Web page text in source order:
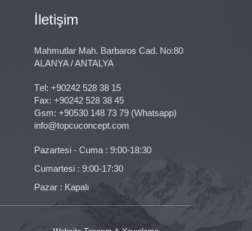
İletişim
Mahmutlar Mah. Barbaros Cad. No:80
ALANYA / ANTALYA
Тel: +90242 528 38 15
Fax: +90242 528 38 45
Gsm: +90530 148 73 79(Whatsapp)
info@topcuconcept.com
Pazartesi - Cuma : 9:00-18:30
Cumartesi : 9:00-17:30
Pazar : Kapalı